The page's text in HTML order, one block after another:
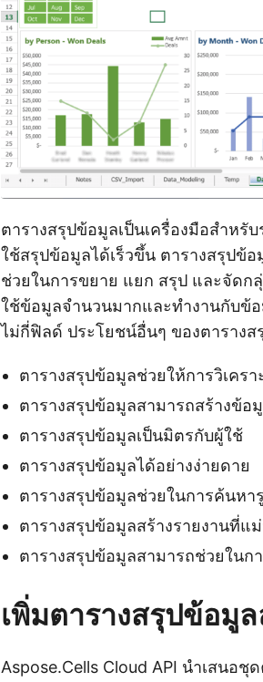
ตารางสรุปข้อมูลเป็นเครื่องมือสำห
ใช้สรุปข้อมูลได้เร็วขึ้น ตารางสรุป
ช่วยในการขยาย แยก สรุป และจัด
ใช้ข้อมูลจำนวนมากและทำงานกับข้
ไม่กี่ฟิลด์ ประโยชน์อื่นๆ ของตาราง
ตารางสรุปข้อมูลช่วยให้การวิเคร
ตารางสรุปข้อมูลสามารถสร้างข้อ
ตารางสรุปข้อมูลเป็นมิตรกับผู้ใช้
ตารางสรุปข้อมูลได้อย่างง่ายดาย
ตารางสรุปข้อมูลช่วยในการค้นหา
ตารางสรุปข้อมูลสร้างรายงานที่แ
ตารางสรุปข้อมูลสามารถช่วยในก
เพิ่มตารางสรุปข้อมู
Aspose.Cells Cloud API นำเสนอ